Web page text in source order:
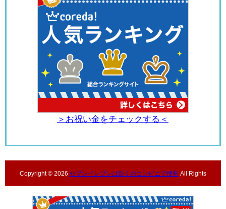
＞お祝い金をチェックする＜
Copyright © 2026 セブンイレブンは近くのコンビニで便利 All Rights
Reserved.